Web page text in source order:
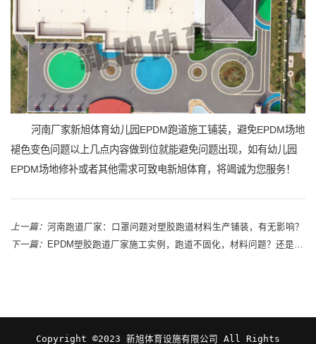
河南厂家新旭体育幼儿园EPDM跑道施工铺装，避免EPDM场地
褪色变色问题以上几点内容做到位就能避免问题出现，如有幼儿园
EPDM场地修补或者其他需求可致电新旭体育，将竭诚为您服务！
上一篇： 河南跑道厂家：口罩问题对塑胶跑道材料生产铺装，有无影响？
下一篇：
EPDM塑胶跑道厂家施工实例，跑道不固化，材料问题？还是人为所致？
Copyright ©2023 新旭体育设施有限公司 All Rights